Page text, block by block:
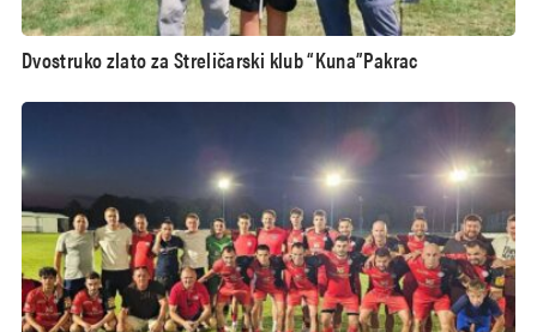
Dvostruko zlato za Streličarski klub “Kuna”Pakrac